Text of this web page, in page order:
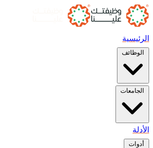
الرئيسية
الوظائف
الجامعات
الأدلة
أدوات